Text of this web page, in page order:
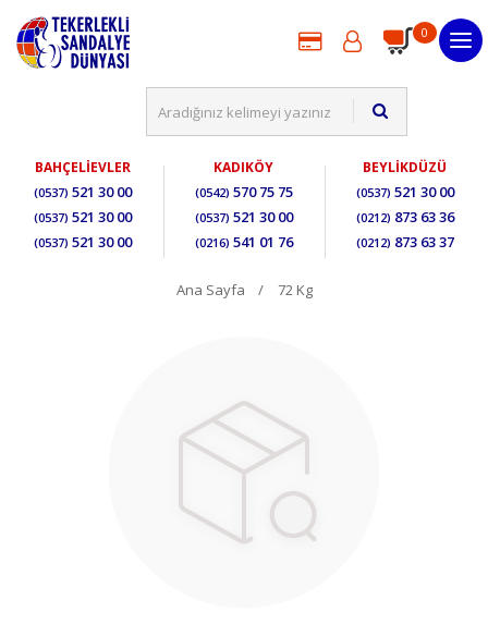
0
BAHÇELİEVLER
(0537) 521 30 00
(0537) 521 30 00
(0537) 521 30 00
KADIKÖY
(0542) 570 75 75
(0537) 521 30 00
(0216) 541 01 76
BEYLİKDÜZÜ
(0537) 521 30 00
(0212) 873 63 36
(0212) 873 63 37
Ana Sayfa 72 Kg